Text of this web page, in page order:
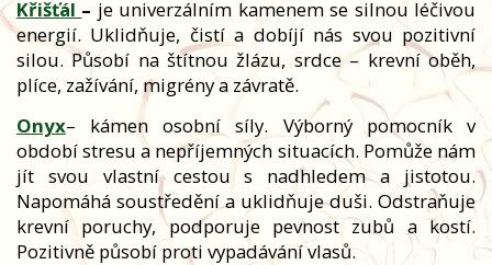
Křišťál – je univerzálním kamenem se silnou léčivou
energií. Uklidňuje, čistí a dobíjí nás svou pozitivní
silou. Působí na štítnou žlázu, srdce – krevní oběh,
plíce, zažívání, migrény a závratě.
Onyx– kámen osobní síly. Výborný pomocník v
období stresu a nepříjemných situacích. Pomůže nám
jít svou vlastní cestou s nadhledem a jistotou.
Napomáhá soustředění a uklidňuje duši. Odstraňuje
krevní poruchy, podporuje pevnost zubů a kostí.
Pozitivně působí proti vypadávání vlasů.